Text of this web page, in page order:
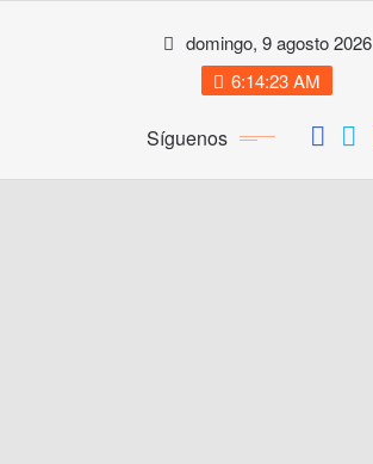
domingo, 9 agosto 2026
6:14:24 AM
Síguenos